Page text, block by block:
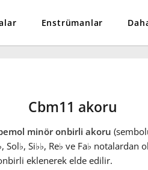
Enstrümanlar
Cbm11 akoru
minör onbirli akoru
, Sol♭, Si♭♭, Re♭ ve Fa♭ notalardan
eklenerek elde edilir.